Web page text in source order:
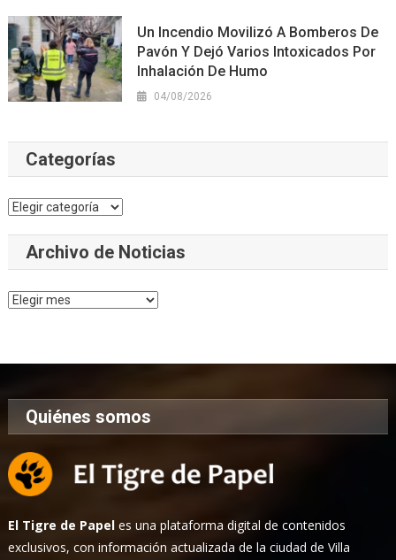
Un Incendio Movilizó A Bomberos De
Pavón Y Dejó Varios Intoxicados Por
Inhalación De Humo
04/08/2026
Categorías
Categorías
Archivo de Noticias
Archivo
Quiénes somos
El Tigre de Papel es una plataforma digital de contenidos
exclusivos, con información actualizada de la ciudad de Villa